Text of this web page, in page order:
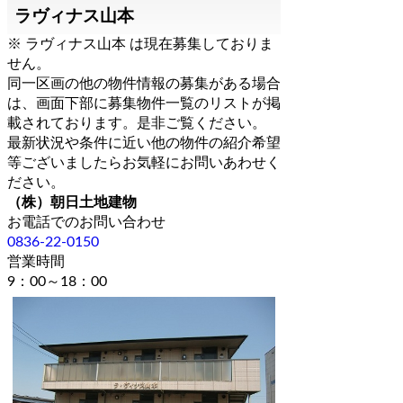
ラヴィナス山本
※ ラヴィナス山本 は現在募集しておりま
せん。
同一区画の他の物件情報の募集がある場合
は、画面下部に募集物件一覧のリストが掲
載されております。是非ご覧ください。
最新状況や条件に近い他の物件の紹介希望
等ございましたらお気軽にお問いあわせく
ださい。
（株）朝日土地建物
お電話でのお問い合わせ
0836-22-0150
営業時間
9：00～18：00